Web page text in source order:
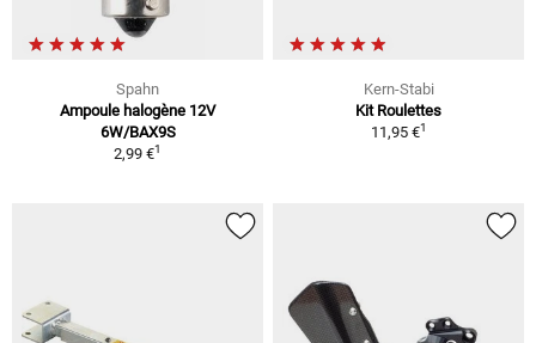
Spahn
Ampoule halogène 12V
6W/BAX9S
2,99 €1
Kern-Stabi
Kit Roulettes
11,95 €1